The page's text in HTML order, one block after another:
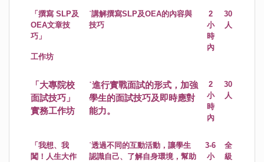
「撰寫 SLP及
OEA文章技
巧」
工作坊
˙講解撰寫SLP及OEA的內容與
技巧
2
小
時
內
30
人
「大專院校
面試技巧」
實務工作坊
˙進行實戰面試的形式，加強
學生的面試技巧及即時應對
能力。
2
小
時
內
30
人
「我想、我
闖！人生大作
˙透過不同的互動活動，讓學生
認識自己、了解自身環境，幫助
3-6
小
全
級